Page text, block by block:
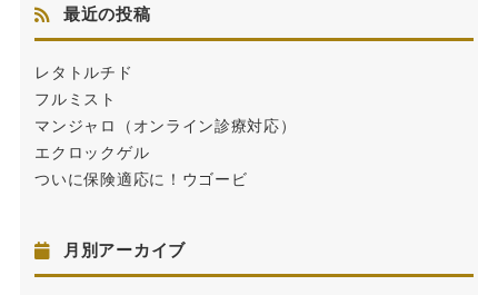
最近の投稿
レタトルチド
フルミスト
マンジャロ（オンライン診療対応）
エクロックゲル
ついに保険適応に！ウゴービ
月別アーカイブ